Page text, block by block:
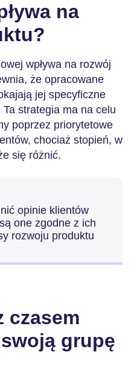
na
wpływa na rozwój
że opracowane
jej specyficzne
strategia ma na celu
poprzez priorytetowe
chociaż stopień, w
się różnić.
opinie klientów
one zgodne z ich
rozwoju produktu
czasem
grupę